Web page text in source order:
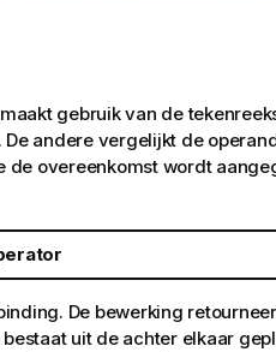
gebruik van de
andere vergelijkt de
de overeenkomst wordt
De bewerking
uit de achter elkaar